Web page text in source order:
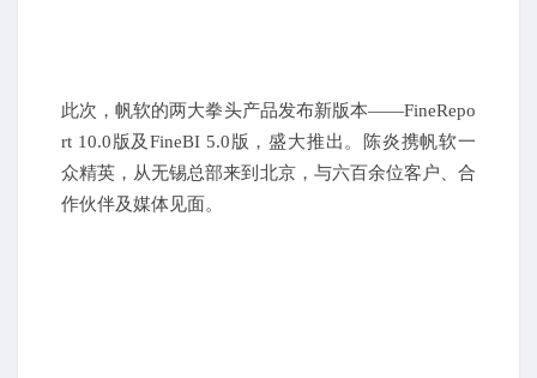
此次，帆软的两大拳头产品发布新版本——FineRepo
rt 10.0版及FineBI 5.0版，盛大推出。陈炎携帆软一
众精英，从无锡总部来到北京，与六百余位客户、合
作伙伴及媒体见面。